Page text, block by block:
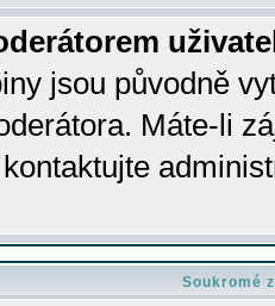
jsou původně
Máte-li
Soukromé